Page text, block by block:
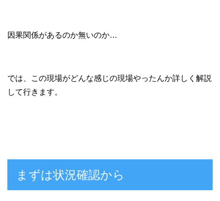
因果関係があるのか無いのか…
では、この現場がどんな感じの現場やったんか詳しく解説
して行きます。
まずは状況確認から